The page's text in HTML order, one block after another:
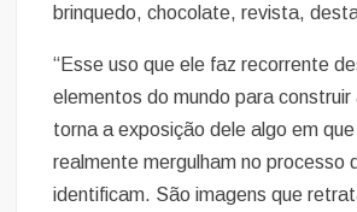
brinquedo, chocolate, revista,
“Esse uso que ele faz recorrente
elementos do mundo para construir
torna a exposição dele algo em
realmente mergulham no processo
identificam. São imagens que